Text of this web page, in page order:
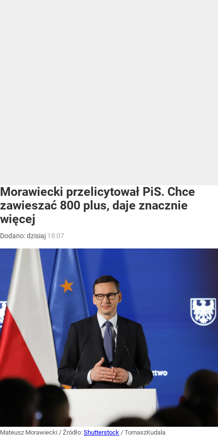
Morawiecki przelicytował PiS. Chce
zawieszać 800 plus, daje znacznie
więcej
Dodano:dzisiaj 18:07
Mateusz Morawiecki / Źródło: Shutterstock / TomaszKudala